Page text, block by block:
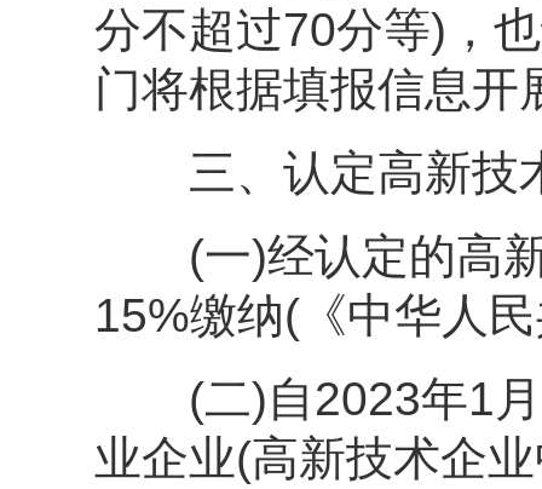
分不超过70分等)，
门将根据填报信息开
三、认定高新技
(一)经认定的高新
15%缴纳(《中华人
(二)自2023年1月1
业企业(高新技术企